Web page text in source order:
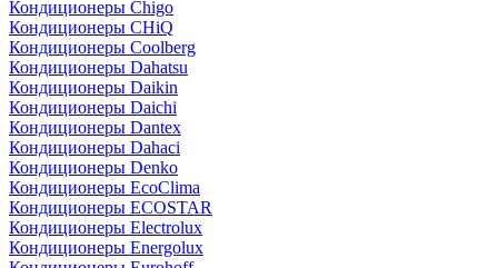
Кондиционеры Chigo
Кондиционеры CHiQ
Кондиционеры Coolberg
Кондиционеры Dahatsu
Кондиционеры Daikin
Кондиционеры Daichi
Кондиционеры Dantex
Кондиционеры Dahaci
Кондиционеры Denko
Кондиционеры EcoClima
Кондиционеры ECOSTAR
Кондиционеры Electrolux
Кондиционеры Energolux